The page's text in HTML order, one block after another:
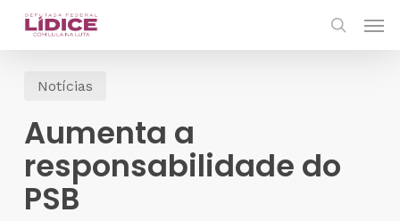
Skip
contentNotícias
Aumenta a
responsabilidade do
PSB